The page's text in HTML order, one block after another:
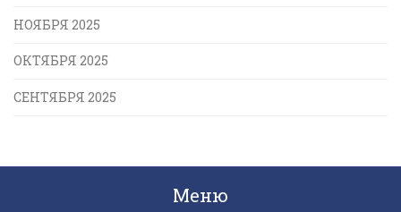
НОЯБРЯ 2025
ОКТЯБРЯ 2025
СЕНТЯБРЯ 2025
Меню